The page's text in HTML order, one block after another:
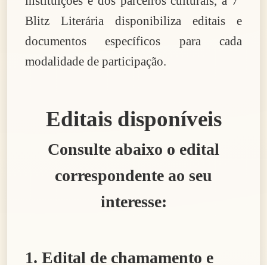
Blitz Literária disponibiliza editais e
documentos específicos para cada
modalidade de participação.
Editais disponíveis
Consulte abaixo o edital
correspondente ao seu
interesse:
1. Edital de chamamento e